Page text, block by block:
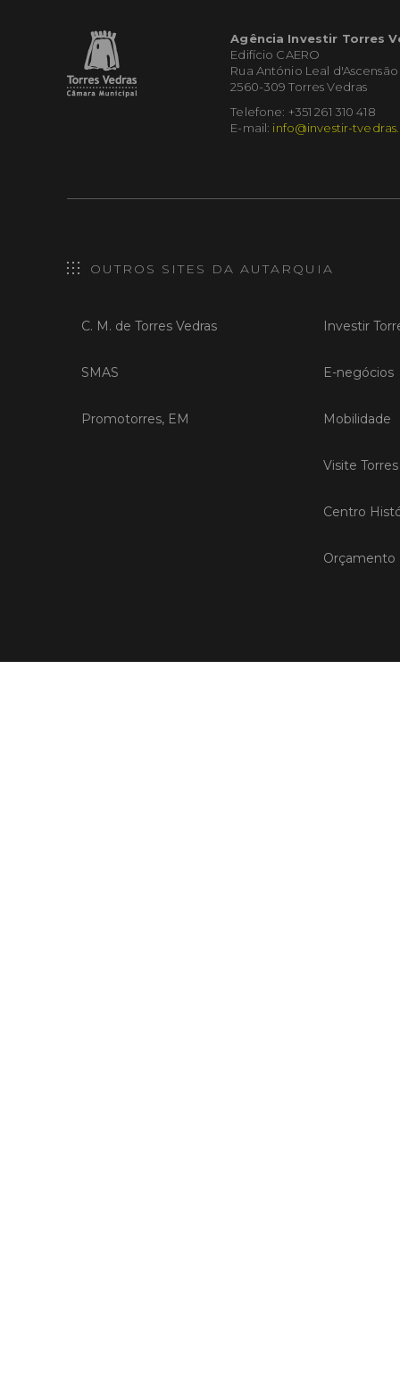
Agência Investir Torres
Edifício CAERO
Rua António Leal d'Ascensão
2560-309 Torres Vedras
Telefone: +351 261 310 418
E-mail: info@investir-
OUTROS SITES DA AUTARQUIA
C. M. de Torres Vedras
SMAS
Promotorres, EM
Investir
E-negócios
Mobilidade
Visite
Centro
Orçamento